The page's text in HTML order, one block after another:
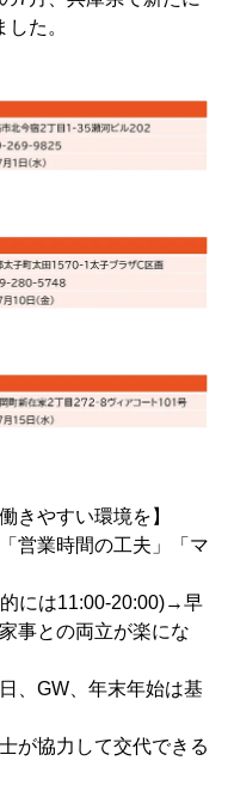
た。
きやすい環境を】
営業時間の工夫」「マ
的には11:00-20:00)→早
事との両立が楽にな
、GW、年末年始は基
が協力して交代できる